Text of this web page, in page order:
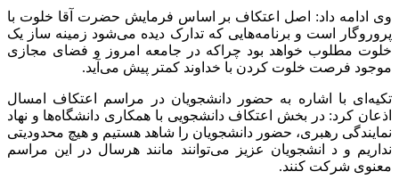
وی ادامه داد: اصل اعتکاف بر اساس فرمایش حضرت آقا خلوت با
پروروگار است و برنامه‌هایی که تدارک دیده می‌شود زمینه ساز یک
خلوت مطلوب خواهد بود چراکه در جامعه امروز و فضای مجازی
موجود فرصت خلوت کردن با خداوند کمتر پیش می‌آید.
تکیه‌ای با اشاره به حضور دانشجویان در مراسم اعتکاف امسال
اذعان کرد: در بخش اعتکاف دانشجویی با همکاری دانشگاه‌ها و نهاد
نمایندگی رهبری، حضور دانشجویان را شاهد هستیم و هیچ محدودیتی
نداریم و د انشجویان عزیز می‌توانند مانند هرسال در این مراسم
معنوی شرکت کنند.